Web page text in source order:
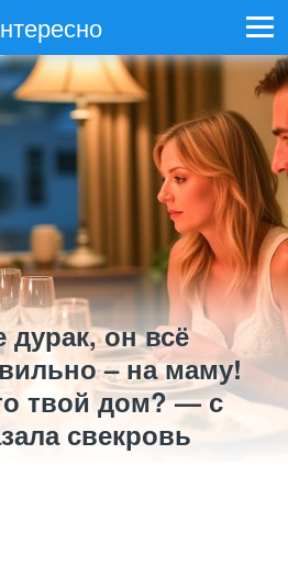
он всё
– на маму!
твой дом? — с
свекровь